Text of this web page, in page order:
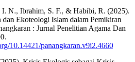
N., Ibrahim, S. F., & Habibi, R. (2025).
Ekoteologi Islam dalam Pemikiran
: Jurnal Penelitian Agama Dan
10.14421/panangkaran.v9i2.4660